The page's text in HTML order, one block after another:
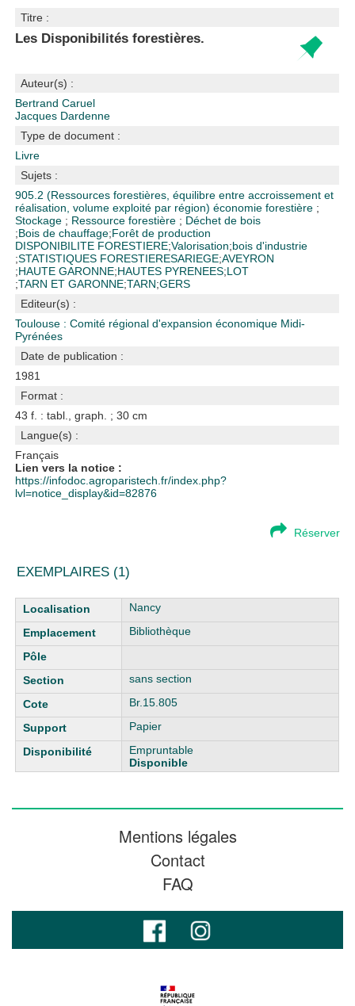
Titre :
Les Disponibilités forestières.
Auteur(s) :
Bertrand Caruel
Jacques Dardenne
Type de document :
Livre
Sujets :
905.2 (Ressources forestières, équilibre entre accroissement et
réalisation, volume exploité par région)économie forestière ;
Stockage ; Ressource forestière ; Déchet de bois
;Bois de chauffage;Forêt de production
DISPONIBILITE FORESTIERE;Valorisation;bois d'industrie
;STATISTIQUES FORESTIERESARIEGE;AVEYRON
;HAUTE GARONNE;HAUTES PYRENEES;LOT
;TARN ET GARONNE;TARN;GERS
Editeur(s) :
Toulouse : Comité régional d'expansion économique Midi-
Pyrénées
Date de publication :
1981
Format :
43 f. : tabl., graph. ; 30 cm
Langue(s) :
Français
Lien vers la notice :
https://infodoc.agroparistech.fr/index.php?
lvl=notice_display&id=82876
Réserver
EXEMPLAIRES (1)
Liste des exemplaires
Nancy
Bibliothèque
sans section
Br.15.805
Papier
Empruntable
Disponible
Mentions légales
Contact
FAQ